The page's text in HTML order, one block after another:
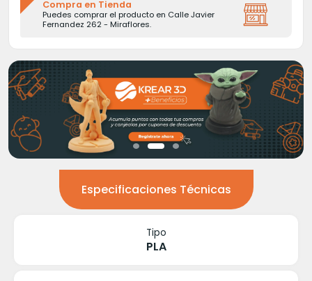
Compra en Tienda
Puedes comprar el producto en Calle Javier
Fernandez 262 - Miraflores.
Especificaciones Técnicas
Tipo
PLA